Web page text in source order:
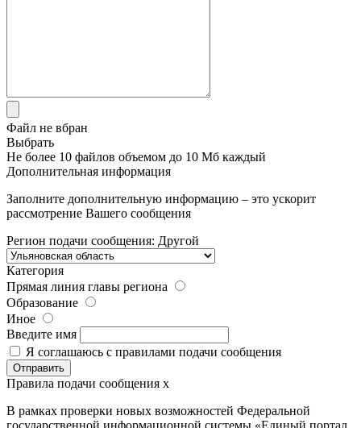
Файл не вбран
Выбрать
Не более 10 файлов объемом до 10 Мб каждый
Дополнительная информация
Заполните дополнительную информацию – это ускорит
рассмотрение Вашего сообщения
Регион подачи сообщения: Другой
Категория
Прямая линия главы региона
Образование
Иное
Введите имя
Я соглашаюсь с правилами подачи сообщения
Правила подачи сообщения x
В рамках проверки новых возможностей Федеральной